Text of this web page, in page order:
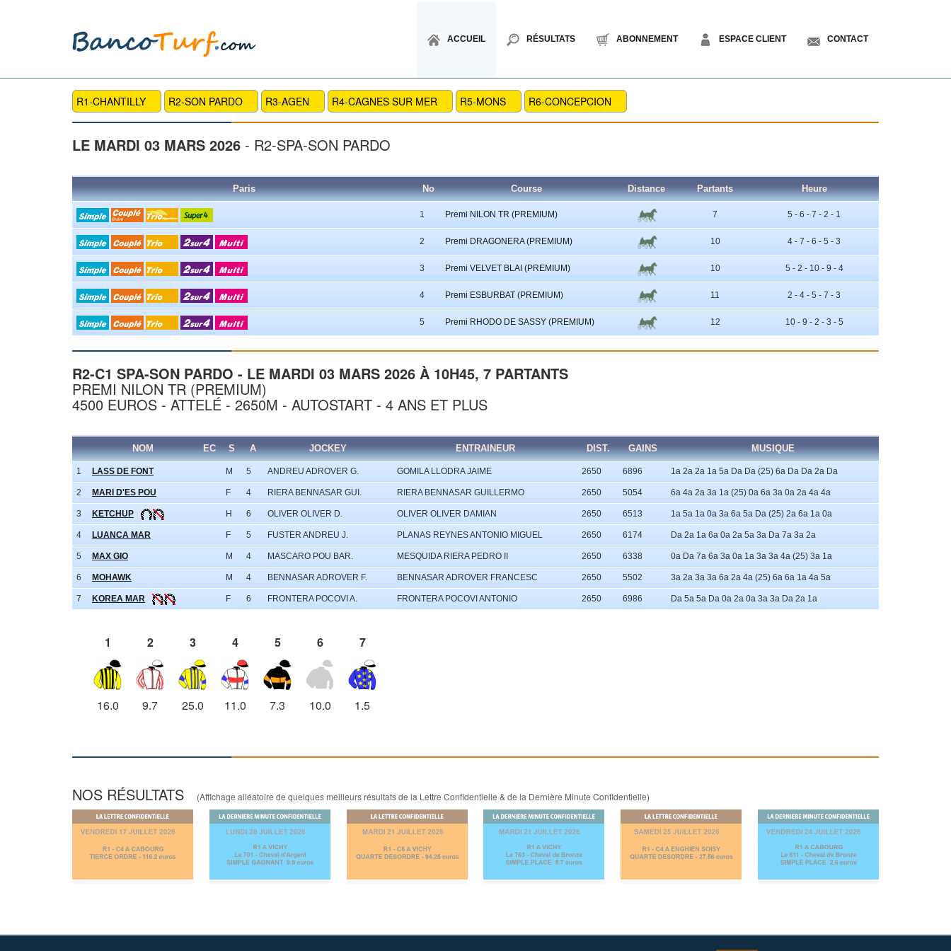
ACCUEIL RÉSULTATS ABONNEMENT ESPACE CLIENT CONTACT
R1-CHANTILLY R2-SON PARDO R3-AGEN R4-CAGNES SUR MER R5-MONS R6-CONCEPCION
LE MARDI 03 MARS 2026 - R2-SPA-SON PARDO
Paris No Course Distance Partants Heure
1 Premi NILON TR (PREMIUM) 7 5 - 6 - 7 - 2 - 1
2 Premi DRAGONERA (PREMIUM) 10 4 - 7 - 6 - 5 - 3
3 Premi VELVET BLAI (PREMIUM) 10 5 - 2 - 10 - 9 - 4
4 Premi ESBURBAT (PREMIUM) 11 2 - 4 - 5 - 7 - 3
5 Premi RHODO DE SASSY (PREMIUM) 12 10 - 9 - 2 - 3 - 5
R2-C1 SPA-SON PARDO - LE MARDI 03 MARS 2026 À 10H45, 7 PARTANTS
PREMI NILON TR (PREMIUM)
4500 EUROS - ATTELÉ - 2650M - AUTOSTART - 4 ANS ET PLUS
NOM EC S A JOCKEY ENTRAINEUR DIST. GAINS MUSIQUE
1 LASS DE FONT M 5 ANDREU ADROVER G. GOMILA LLODRA JAIME 2650 6896 1a 2a 2a 1a 5a Da Da (25) 6a Da Da 2a Da
2 MARI D'ES POU F 4 RIERA BENNASAR GUI. RIERA BENNASAR GUILLERMO 2650 5054 6a 4a 2a 3a 1a (25) 0a 6a 3a 0a 2a 4a 4a
3 KETCHUP H 6 OLIVER OLIVER D. OLIVER OLIVER DAMIAN 2650 6513 1a 5a 1a 0a 3a 6a 5a Da (25) 2a 6a 1a 0a
4 LUANCA MAR F 5 FUSTER ANDREU J. PLANAS REYNES ANTONIO MIGUEL 2650 6174 Da 2a 1a 6a 0a 2a 5a 3a Da 7a 3a 2a
5 MAX GIO M 4 MASCARO POU BAR. MESQUIDA RIERA PEDRO II 2650 6338 0a Da 7a 6a 3a 0a 1a 3a 3a 4a (25) 3a 1a
6 MOHAWK M 4 BENNASAR ADROVER F. BENNASAR ADROVER FRANCESC 2650 5502 3a 2a 3a 3a 6a 2a 4a (25) 6a 6a 1a 4a 5a
7 KOREA MAR F 6 FRONTERA POCOVI A. FRONTERA POCOVI ANTONIO 2650 6986 Da 5a 5a Da 0a 2a 0a 3a 3a Da 2a 1a
1 2 3 4 5 6 7
16.0 9.7 25.0 11.0 7.3 10.0 1.5
NOS RÉSULTATS (Affichage alléatoire de quelques meilleurs résultats de la Lettre Confidentielle & de la Dernière Minute Confidentielle)